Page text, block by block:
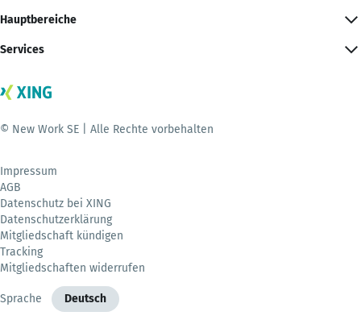
Hauptbereiche
Services
© New Work SE | Alle Rechte vorbehalten
Impressum
AGB
Datenschutz bei XING
Datenschutzerklärung
Mitgliedschaft kündigen
Tracking
Mitgliedschaften widerrufen
Sprache Deutsch